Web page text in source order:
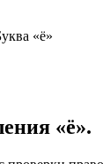
«ё»
«ё».